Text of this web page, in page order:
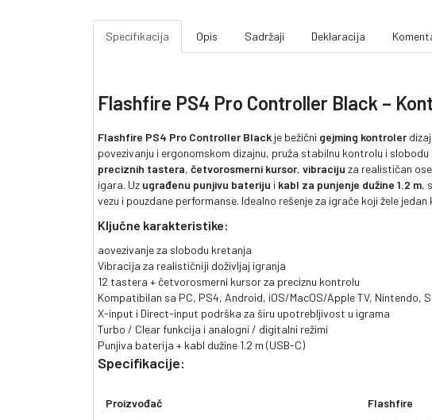
Specifikacija Opis Sadržaji Deklaracija
Flashfire PS4 Pro Controller Black –
Flashfire PS4 Pro Controller Black je bežični gejming kontroler
povezivanju i ergonomskom dizajnu, pruža stabilnu kontrolu i
preciznih tastera, četvorosmerni kursor, vibraciju za realističan
igara. Uz ugrađenu punjivu bateriju i kabl za punjenje dužine 1.2 m,
vezu i pouzdane performanse. Idealno rešenje za igrače koji žele
Ključne karakteristike:
aovezivanje za slobodu kretanja
Vibracija za realističniji doživljaj igranja
12 tastera + četvorosmerni kursor za preciznu kontrolu
Kompatibilan sa PC, PS4, Android, iOS/MacOS/Apple TV, Nintendo,
X-input i Direct-input podrška za širu upotrebljivost u igrama
Turbo / Clear funkcija i analogni / digitalni režimi
Punjiva baterija + kabl dužine 1.2 m (USB-C)
Specifikacije:
Proizvođač
Flashfire